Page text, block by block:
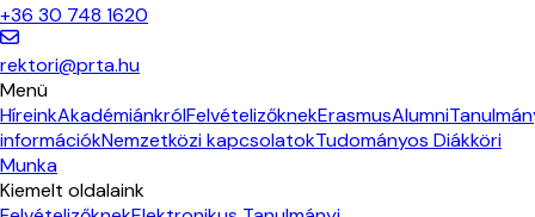
+36 30 748 1620
rektori@prta.hu
Menü
HíreinkAkadémiánkrólFelvételizőknekErasmusAlumni
információkNemzetközi kapcsolatokTudományos Diákköri
Munka
Kiemelt oldalaink